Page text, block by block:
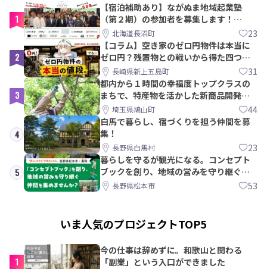
1
【宿泊補助あり】ながぬま地域起業塾
（第２期）の参加者を募集します！
【8/21〆】
北海道長沼町 23
2
【コラム】空き家のゼロ円物件は本当に
ゼロ円？残置物との戦いから得た四つの
教訓｜新上五島町
長崎県新上五島町 31
3
都内から１時間の幸福度トップクラスの
まちで、特産物を活かした新商品開発＆
PRメンバー募集！
埼玉県鳩山町 44
4
白馬で暮らし、宿づくりを担う仲間を募
集！
長野県白馬村 23
5
暮らしを守るが観光になる。コンセプト
ブックを創り、地域の営みを守り継ぐ仲
間を集めませんか？
長野県松本市 53
いま人気のプロジェクトTOP5
1
今の仕事は辞めずに。和歌山と関わる
「副業」という入口ができました